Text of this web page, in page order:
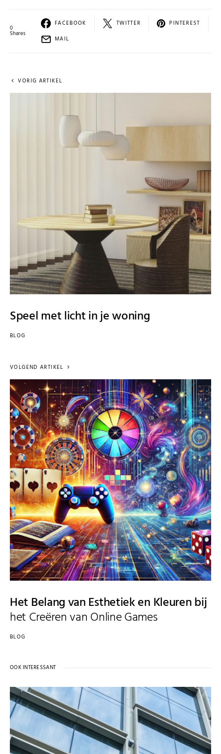
0
Shares
FACEBOOK TWITTER
PINTEREST
MAIL
VORIG ARTIKEL
Speel met licht in je woning
BLOG
VOLGEND ARTIKEL
Het Belang van Esthetiek en Kleuren bij
het Creëren van Online Games
BLOG
OOK INTERESSANT